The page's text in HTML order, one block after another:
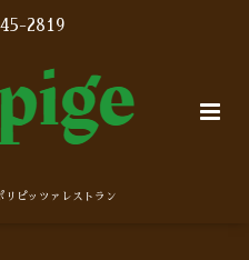
2819
リピッツァレストラン